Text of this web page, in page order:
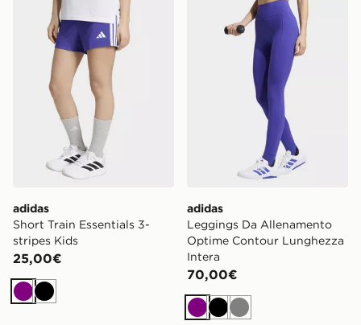
adidas
Short Train Essentials 3-
stripes Kids
25,00€
ViolaNero
adidas
Leggings Da Allenamento
Optime Contour Lunghezza
Intera
70,00€
ViolaNeroGrigio